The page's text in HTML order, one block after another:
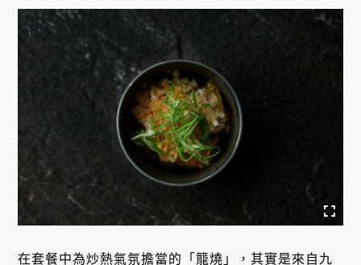
在套餐中為炒熱氣氛擔當的「籠燒」，其實是來自九